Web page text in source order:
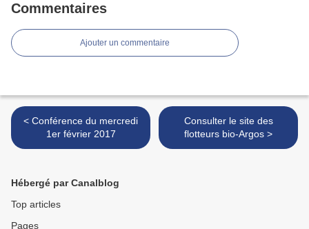
Commentaires
Ajouter un commentaire
< Conférence du mercredi
1er février 2017
Consulter le site des
flotteurs bio-Argos >
Hébergé par Canalblog
Top articles
Pages